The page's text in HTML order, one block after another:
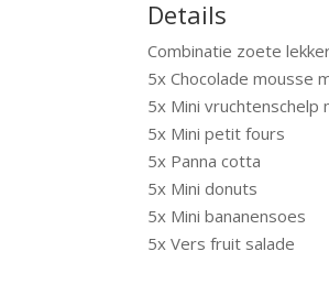
Details
Combinatie zoete
5x Chocolade mousse
5x Mini vruchtenschelp
5x Mini petit fours
5x Panna cotta
5x Mini donuts
5x Mini bananensoes
5x Vers fruit salade